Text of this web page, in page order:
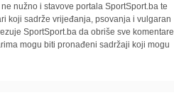
nužno i stavove portala SportSport.ba te
koji sadrže vrijeđanja, psovanja i vulgaran
SportSport.ba da obriše sve komentare
mogu biti pronađeni sadržaji koji mogu